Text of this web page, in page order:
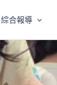
綜合報導